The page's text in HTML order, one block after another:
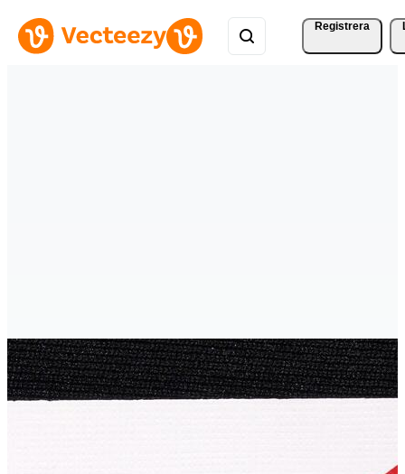
Registrera